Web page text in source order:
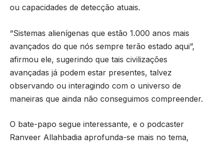
ou capacidades de detecção atuais.
“Sistemas alienígenas que estão 1.000 anos mais
avançados do que nós sempre terão estado aqui”,
afirmou ele, sugerindo que tais civilizações
avançadas já podem estar presentes, talvez
observando ou interagindo com o universo de
maneiras que ainda não conseguimos compreender.
O bate-papo segue interessante, e o podcaster
Ranveer Allahbadia aprofunda-se mais no tema,